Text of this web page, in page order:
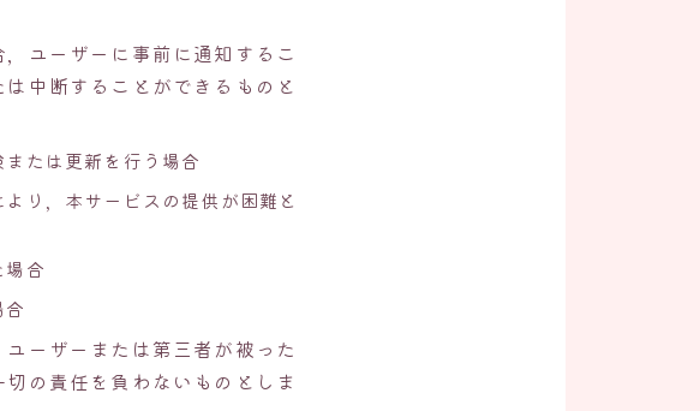
ユーザーに事前に通知するこ
中断することができるものと
たは更新を行う場合
り，本サービスの提供が困難と
合
ーザーまたは第三者が被った
の責任を負わないものとしま